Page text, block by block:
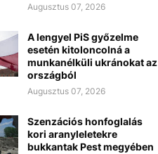
Augusztus 07, 2026
A lengyel PiS győzelme
esetén kitoloncolná a
munkanélküli ukránokat az
országból
Augusztus 07, 2026
Szenzációs honfoglalás
kori aranyleletekre
bukkantak Pest megyében